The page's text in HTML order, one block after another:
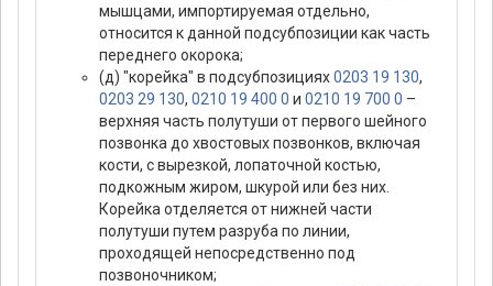
мышцами, импортируемая отдельно,
относится к данной подсубпозиции как часть
переднего окорока;
(д) "корейка" в подсубпозициях0203 19 130,
0203 29 130, 0210 19 400 0 и 0210 19 700 0 –
верхняя часть полутуши от первого шейного
позвонка до хвостовых позвонков, включая
кости, с вырезкой, лопаточной костью,
подкожным жиром, шкурой или без них.
Корейка отделяется от нижней части
полутуши путем разруба по линии,
проходящей непосредственно под
позвоночником;